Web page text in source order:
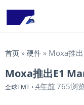
首页 » 硬件 » Moxa推
Moxa推出E1
全球TMT • 4年前765浏